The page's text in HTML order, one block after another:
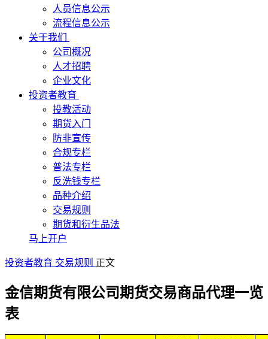
人员信息公示
流程信息公示
关于我们
公司概况
人才招聘
企业文化
投资者教育
投教活动
期货入门
防非宣传
合规专栏
普法专栏
反洗钱专栏
品种介绍
交易规则
期货和衍生品法
马上开户
投资者教育 交易规则 正文
金信期货有限公司期货交易商品代理一览
表